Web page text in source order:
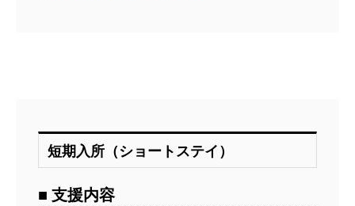
短期入所（ショートステイ）
■ 支援内容